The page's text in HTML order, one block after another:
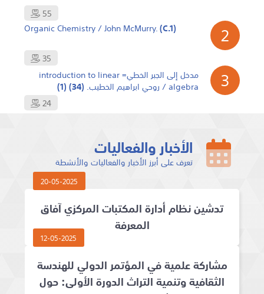
55
2
Organic Chemistry / John McMurry. (C.1)
35
3 مدخل إلى الجبر الخطي= introduction to linear
algebra / روحي ابراهيم الخطيب. (34)
(1)
24
الأخبار والفعاليات
تعرف على أبرز الأخبار والفعاليات والأنشطة
20-05-2025
تدشين نظام أدارة المكتبات المركزي آفاق
المعرفة
12-05-2025
مشاركة علمية في المؤتمر الدولي للهندسة
الثقافية وتنمية التراث الدورة الأولى: حول